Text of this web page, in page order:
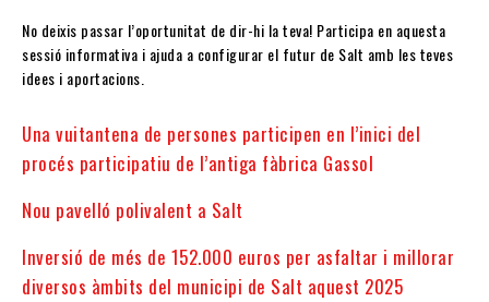
No deixis passar l’oportunitat de dir-hi la teva! Participa en aquesta
sessió informativa i ajuda a configurar el futur de Salt amb les teves
idees i aportacions.
Una vuitantena de persones participen en l’inici del
procés participatiu de l’antiga fàbrica Gassol
Nou pavelló polivalent a Salt
Inversió de més de 152.000 euros per asfaltar i millorar
diversos àmbits del municipi de Salt aquest 2025